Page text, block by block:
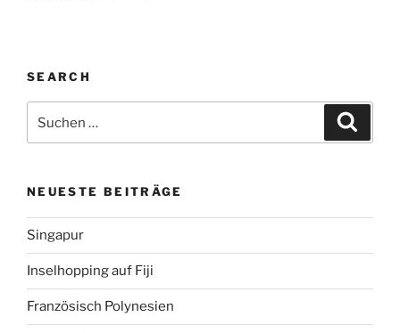
SEARCH
nach:
NEUESTE BEITRÄGE
Singapur
Inselhopping auf Fiji
Französisch Polynesien